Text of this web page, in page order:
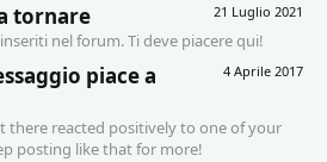
21 Luglio 2021
tornare
nel forum. Ti deve piacere qui!
4 Aprile 2017
piace a
there reacted positively to one of your
posting like that for more!